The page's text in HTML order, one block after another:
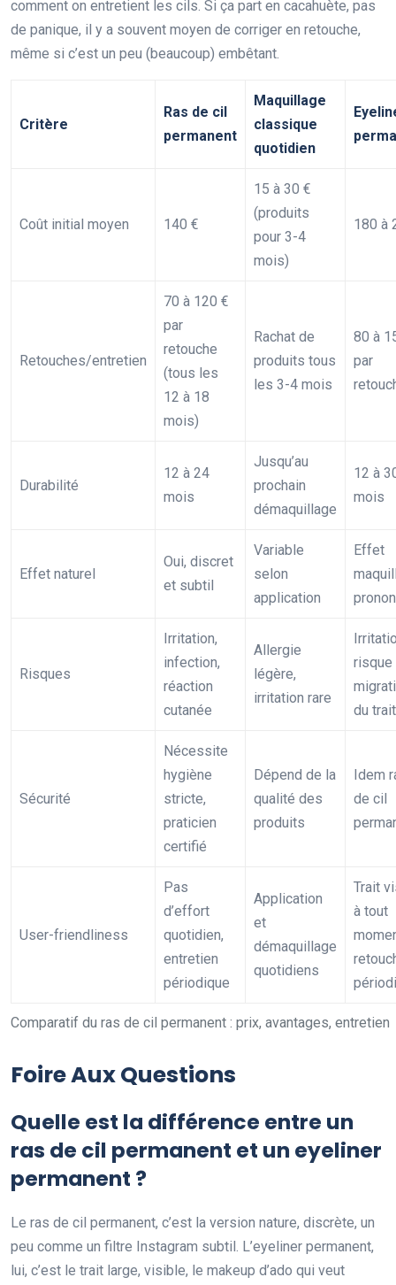
comment on entretient les cils. Si ça part en cacahuète, pas
de panique, il y a souvent moyen de corriger en retouche,
même si c’est un peu (beaucoup) embêtant.
Comparatif du ras de cil permanent : prix, avantages, entretien
Critère
Ras de cil
permanent
Maquillage
classique
quotidien
Coût initial moyen 140 €
15 à 30 €
(produits
pour 3-4
mois)
180 à
Retouches/entretien
70 à 120 €
par
retouche
(tous les
12 à 18
mois)
Rachat de
produits tous
les 3-4 mois
80 à
par
Durabilité
12 à 24
mois
Jusqu’au
prochain
démaquillage
12 à
mois
Effet naturel
Oui, discret
et subtil
Variable
selon
application
Effet
Risques
Irritation,
infection,
réaction
cutanée
Allergie
légère,
irritation rare
risque
du trait
Sécurité
Nécessite
hygiène
stricte,
praticien
certifié
Dépend de la
qualité des
produits
Idem
de cil
User-friendliness
Pas
d’effort
quotidien,
entretien
périodique
Application
et
démaquillage
quotidiens
Trait
à tout
Foire Aux Questions
Quelle est la différence entre un
ras de cil permanent et un eyeliner
permanent ?
Le ras de cil permanent, c’est la version nature, discrète, un
peu comme un filtre Instagram subtil. L’eyeliner permanent,
lui, c’est le trait large, visible, le makeup d’ado qui veut